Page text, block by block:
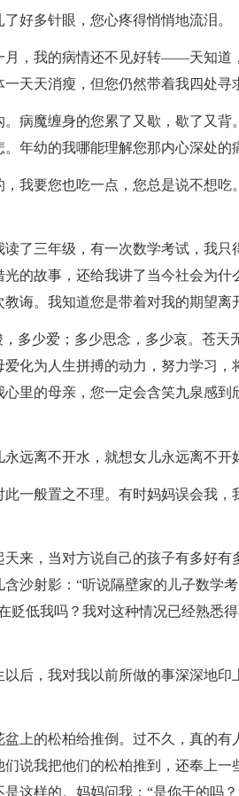
好多针眼，您心疼得悄悄地流泪。
月，我的病情还不见好转——天知道
一天天消瘦，但您仍然带着我四处
病魔缠身的您累了又歇，歇了又背
年幼的我哪能理解您那内心深处的
我要您也吃一点，您总是说不想吃
了三年级，有一次数学考试，我只
的故事，还给我讲了当今社会为什
诲。我知道您是带着对我的期望离
多少爱；多少思念，多少哀。苍天
化为人生拼搏的动力，努力学习，
里的母亲，您一定会含笑九泉感到
远离不开水，就想女儿永远离不开
一般置之不理。有时妈妈误会我，
来，当对方说自己的孩子有多好有
沙射影：“听说隔壁家的儿子数学
贬低我吗？我对这种情况已经熟悉
后，我对我以前所做的事深深地印
上的松柏给推倒。过不久，真的有
说我把他们的松柏推到，还奉上一
这样的。妈妈问我：“是你干的吗